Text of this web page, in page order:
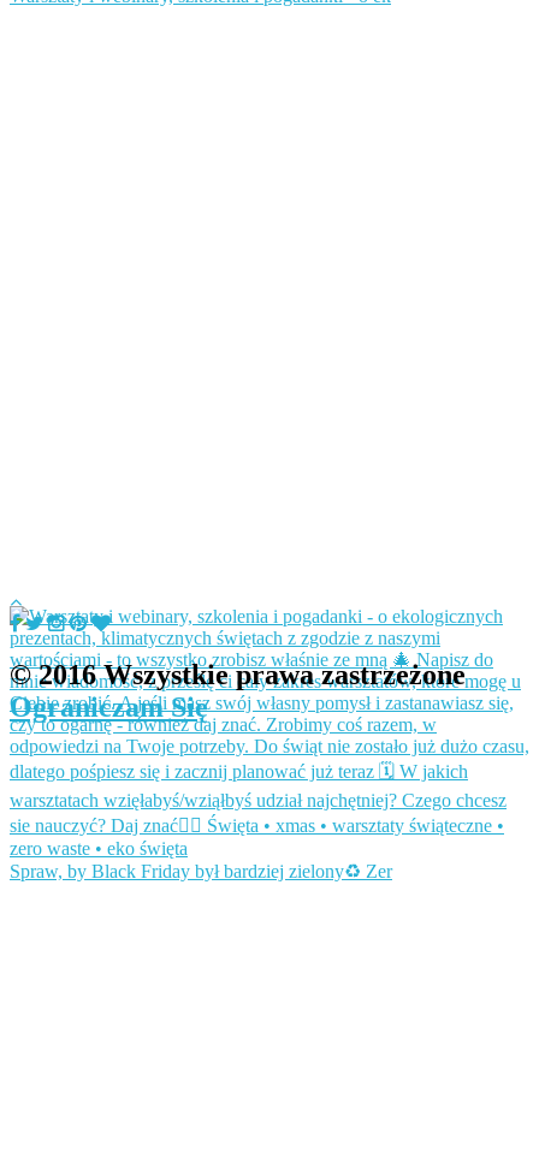
Spraw, by Black Friday był bardziej zielony♻️ Zer
© 2016 Wszystkie prawa zastrzeżone
Ograniczam Się